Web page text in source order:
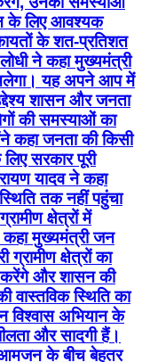
के लिए आवश्यक
के शत-प्रतिशत
ने कहा मुख्यमंत्री
यह अपने आप में
शासन और जनता
की समस्याओं का
कहा जनता की किसी
सरकार पूरी
यादव ने कहा
तक नहीं पहुंचा
क्षेत्रों में
कहा मुख्यमंत्री जन
क्षेत्रों का
और शासन की
वास्तविक स्थिति का
अभियान के
और सादगी हैं।
के बीच बेहतर